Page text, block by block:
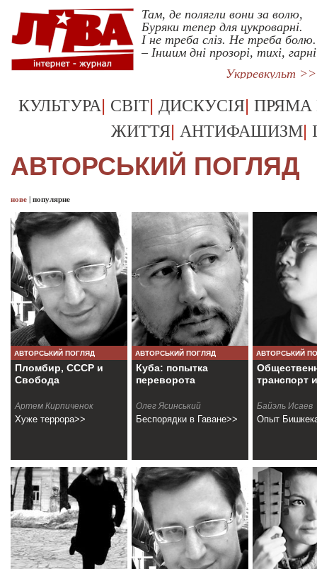
Там, де полягли вони за волю,
Буряки тепер для цукроварні.
І не треба сліз. Не треба болю.
– Іншим дні прозорі, тихі, гарні
Укрревкульт >>
КУЛЬТУРА| СВІТ| ДИСКУСІЯ| ПРЯМА
ЖИТТЯ| АНТИФАШИЗМ|
АВТОРСЬКИЙ ПОГЛЯД
нове | популярне
АВТОРСЬКИЙ ПОГЛЯД
Пломбир, СССР и
Свобода
Артем Кирпиченок
Хуже террора>>
АВТОРСЬКИЙ ПОГЛЯД
Куба: попытка
переворота
Олег Ясинський
Беспорядки в Гаване>>
АВТОРСЬКИЙ
транспорт
Байэль Исаев
Опыт